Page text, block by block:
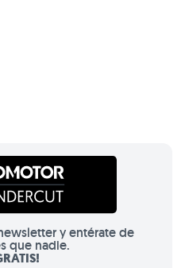
y entérate de
que nadie.